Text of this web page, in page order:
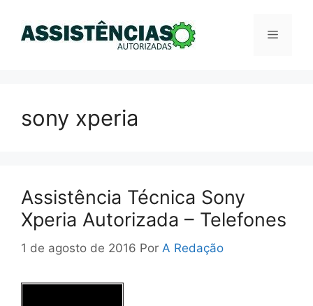
Menu
sony xperia
Assistência Técnica Sony
Xperia Autorizada – Telefones
1 de agosto de 2016 Por A Redação